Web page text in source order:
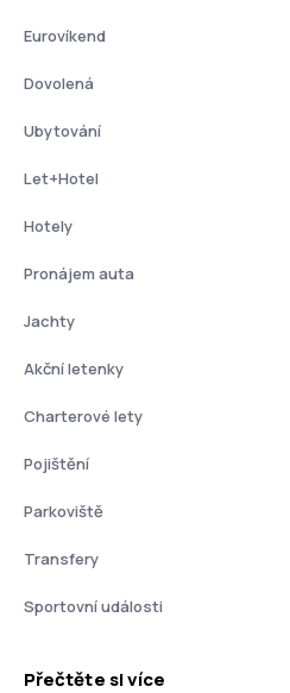
Eurovíkend
Dovolená
Ubytování
Let+Hotel
Hotely
Pronájem auta
Jachty
Akční letenky
Charterové lety
Pojištění
Parkoviště
Transfery
Sportovní události
Přečtěte si více